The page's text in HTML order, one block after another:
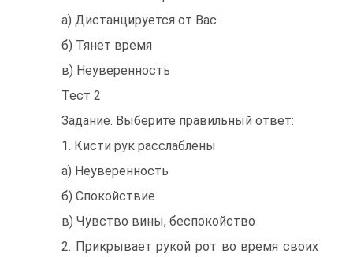
а) Дистанцируется от Вас
б) Тянет время
в) Неуверенность
Тест 2
Задание. Выберите правильный ответ:
1. Кисти рук расслаблены
а) Неуверенность
б) Спокойствие
в) Чувство вины, беспокойство
2. Прикрывает рукой рот во время своих